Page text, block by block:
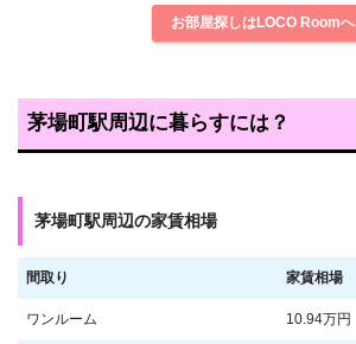
お部屋探しはLOCO Roomへ
茅場町駅周辺に暮らすには？
茅場町駅周辺の家賃相場
間取り 家賃相場
ワンルーム 10.94万円